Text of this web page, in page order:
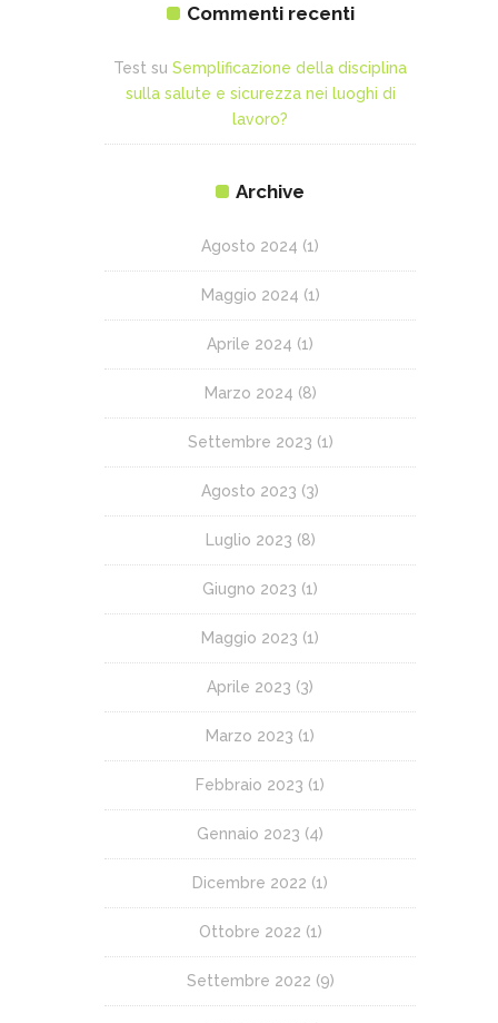
Commenti recenti
Test su Semplificazione della disciplina
sulla salute e sicurezza nei luoghi di
lavoro?
Archive
Agosto 2024 (1)
Maggio 2024 (1)
Aprile 2024 (1)
Marzo 2024 (8)
Settembre 2023 (1)
Agosto 2023 (3)
Luglio 2023 (8)
Giugno 2023 (1)
Maggio 2023 (1)
Aprile 2023 (3)
Marzo 2023 (1)
Febbraio 2023 (1)
Gennaio 2023 (4)
Dicembre 2022 (1)
Ottobre 2022 (1)
Settembre 2022 (9)